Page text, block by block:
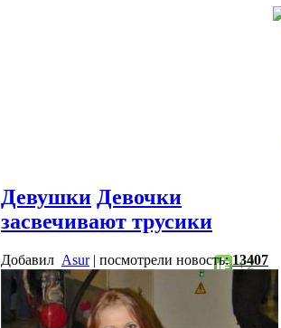
Девушки Девочки
засвечивают трусики
+2
Добавил Asur| посмотрели новость:13407